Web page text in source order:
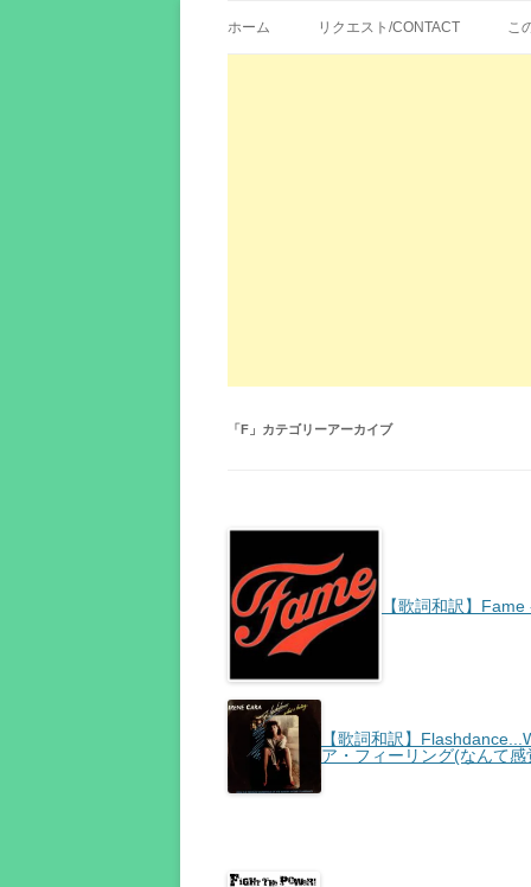
エイカシ | 洋楽歌詞
ホーム リクエスト/CONTACT こ
「F 」カテゴリーアーカイブ
【歌詞和訳】
【歌詞和訳】
ア・フィーリング(なんて